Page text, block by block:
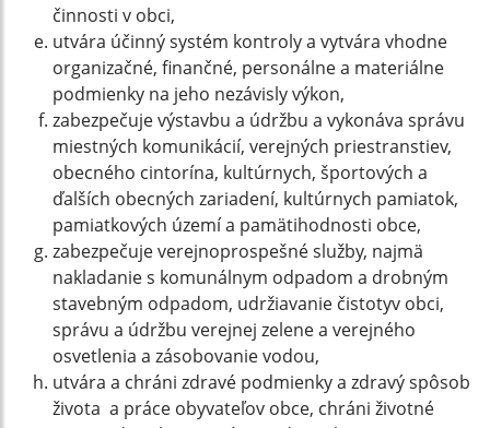
činnosti v obci,
utvára účinný systém kontroly a vytvára vhodne
organizačné, finančné, personálne a materiálne
podmienky na jeho nezávisly výkon,
zabezpečuje výstavbu a údržbu a vykonáva správu
miestných komunikácií, verejných priestranstiev,
obecného cintorína, kultúrnych, športových a
ďalších obecných zariadení, kultúrnych pamiatok,
pamiatkových území a pamätihodnosti obce,
zabezpečuje verejnoprospešné služby, najmä
nakladanie s komunálnym odpadom a drobným
stavebným odpadom, udržiavanie čistotyv obci,
správu a údržbu verejnej zelene a verejného
osvetlenia a zásobovanie vodou,
utvára a chráni zdravé podmienky a zdravý spôsob
života a práce obyvateľov obce, chráni životné